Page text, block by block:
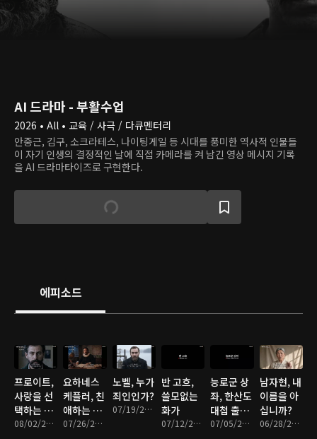
AI 드라마 - 부활수업
2026 • All • 교육 / 사극 / 다큐멘터리
안중근, 김구, 소크라테스, 나이팅게일 등 시대를 풍미한 역사적 인물들
이 자기 인생의 결정적인 날에 직접 카메라를 켜 남긴 영상 메시지 기록
을 AI 드라마타이즈로 구현한다.
에피소드
프로이트,
사랑을 선
택하는 특
별한 기준
08/02/2026 • 9분
요하네스
케플러, 친
애하는 나
의 별에게
07/26/2026 • 9분
노벨, 누가
죄인인가?
07/19/2026 • 10분
반 고흐,
쓸모없는
화가
07/12/2026 • 9분
능로군 상
좌, 한산도
대첩 출정
전야
07/05/2026 • 8분
남자현, 내
이름을 아
십니까?
06/28/2026 • 9분